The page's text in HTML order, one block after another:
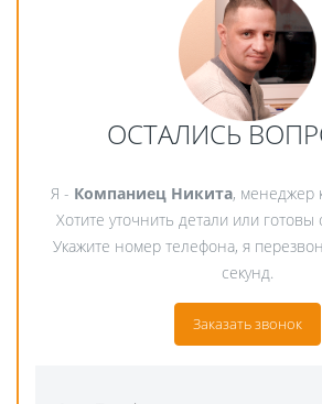
ОСТАЛИСЬ
Я - Компаниец Никита, менеджер
Хотите уточнить детали или готовы
Укажите номер телефона, я
секунд.
Заказать звонок